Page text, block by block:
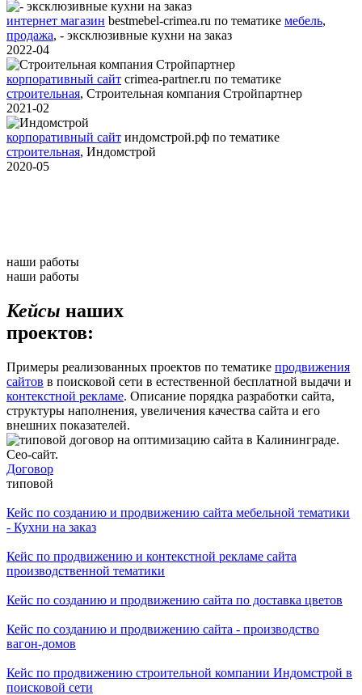
интернет магазин bestmebel-crimea.ru по тематике мебель,
продажа, - эксклюзивные кухни на заказ
2022-04
корпоративный сайт crimea-partner.ru по тематике
строительная, Строительная компания Стройпартнер
2021-02
корпоративный сайт индомстрой.рф по тематике
строительная, Индомстрой
2020-05
наши работы
наши работы
Кейсы наших
проектов:
Примеры реализованных проектов по тематике продвижения
сайтов в поисковой сети в естественной бесплатной выдачи и
контекстной рекламе. Описание порядка разработки сайта,
структуры наполнения, увеличения качества сайта и его
внешних показателей.
Договор
типовой
Кейс по созданию и продвижению сайта мебельной тематики
- Кухни на заказ
Кейс по продвижению и контекстной рекламе сайта
производственной тематики
Кейс по созданию и продвижению сайта по доставка цветов
Кейс по созданию и продвижению сайта - производство
вагон-домов
Кейс по продвижению строительной компании Индомстрой в
поисковой сети